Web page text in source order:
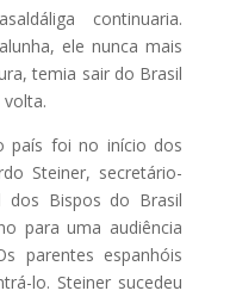
continuaria.
ele nunca mais
temia sair do Brasil
país foi no início dos
Steiner, secretário-
dos Bispos do Brasil
para uma audiência
parentes espanhóis
lo. Steiner sucedeu